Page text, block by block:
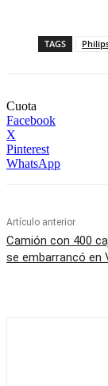
TAGS
Cuota
Facebook
X
Pinterest
WhatsApp
Artículo anterior
Camión con 400
se embarrancó en